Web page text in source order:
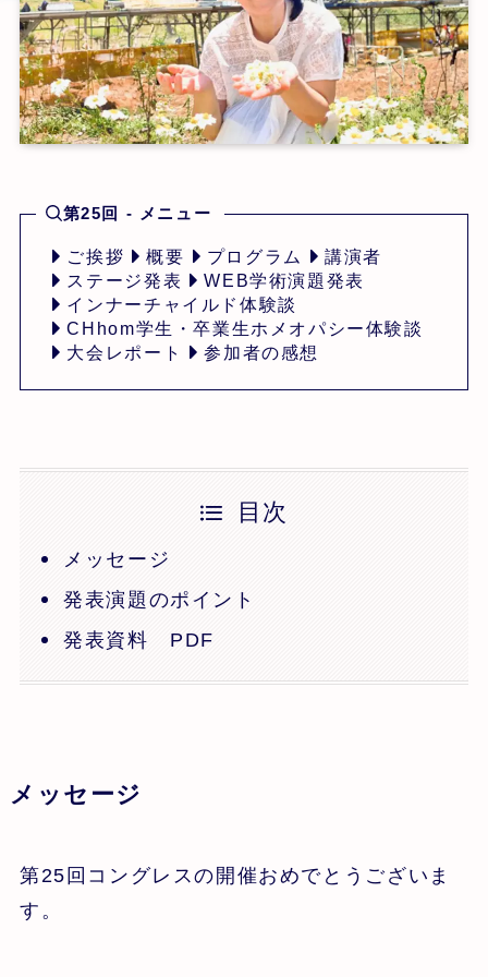
第25回 - メニュー
ご挨拶 概要 プログラム
講演者
ステージ発表
WEB学術演題発表
インナーチャイルド体験談
CHhom学生・卒業生ホメオパシー体験談
大会レポート
参加者の感想
目次
メッセージ
発表演題のポイント
発表資料 PDF
メッセージ
第25回コングレスの開催おめでとうございま
す。